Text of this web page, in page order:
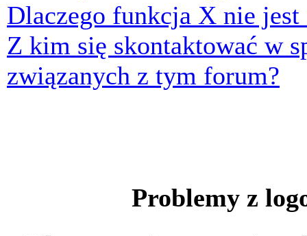
Dlaczego funkcja X nie jest
Z kim się skontaktować w
związanych z tym forum?
Problemy z